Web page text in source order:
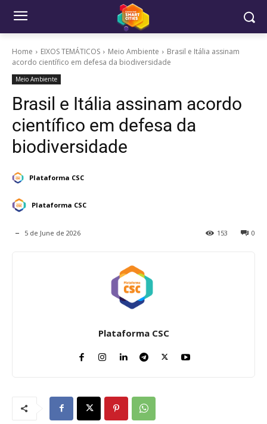
Home EIXOS TEMÁTICOS Meio Ambiente
Brasil e Itália assinam
acordo científico em defesa da biodiversidade
Meio Ambiente
Brasil e Itália assinam acordo
científico em defesa da
biodiversidade
Plataforma CSC
Plataforma CSC
5 de June de 2026 0
153
Plataforma CSC